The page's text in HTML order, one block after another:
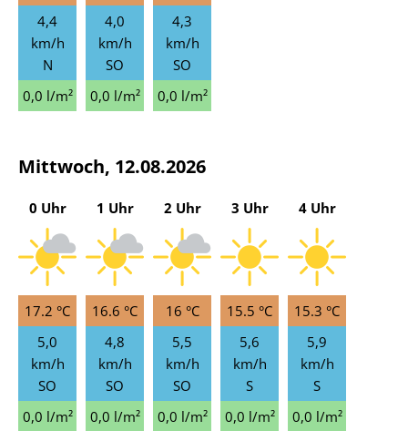
4,4
km/h
N
0,0 l/m²
4,0
km/h
SO
0,0 l/m²
4,3
km/h
SO
0,0 l/m²
Mittwoch, 12.08.2026
0 Uhr
17.2 °C
5,0
km/h
SO
0,0 l/m²
1 Uhr
16.6 °C
4,8
km/h
SO
0,0 l/m²
2 Uhr
16 °C
5,5
km/h
SO
0,0 l/m²
3 Uhr
15.5 °C
5,6
km/h
S
0,0 l/m²
4 Uhr
15.3 °C
5,9
km/h
S
0,0 l/m²